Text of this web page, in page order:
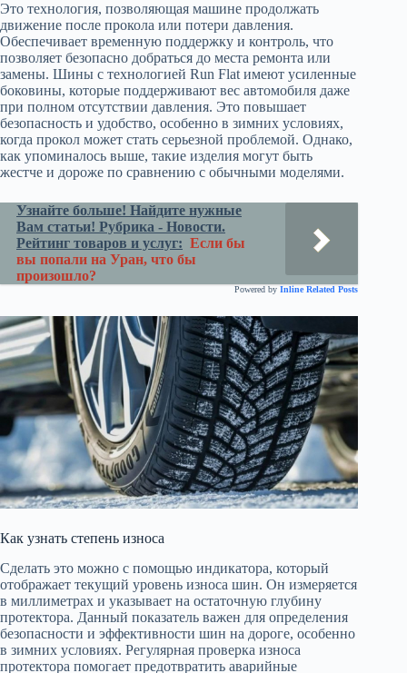
Это технология, позволяющая машине продолжать
движение после прокола или потери давления.
Обеспечивает временную поддержку и контроль, что
позволяет безопасно добраться до места ремонта или
замены. Шины с технологией Run Flat имеют усиленные
боковины, которые поддерживают вес автомобиля даже
при полном отсутствии давления. Это повышает
безопасность и удобство, особенно в зимних условиях,
когда прокол может стать серьезной проблемой. Однако,
как упоминалось выше, такие изделия могут быть
жестче и дороже по сравнению с обычными моделями.
Узнайте больше! Найдите нужные
Вам статьи! Рубрика - Новости.
Рейтинг товаров и услуг: Если бы
вы попали на Уран, что бы
произошло?
Powered by Inline Related Posts
Как узнать степень износа
Сделать это можно с помощью индикатора, который
отображает текущий уровень износа шин. Он измеряется
в миллиметрах и указывает на остаточную глубину
протектора. Данный показатель важен для определения
безопасности и эффективности шин на дороге, особенно
в зимних условиях. Регулярная проверка износа
протектора помогает предотвратить аварийные